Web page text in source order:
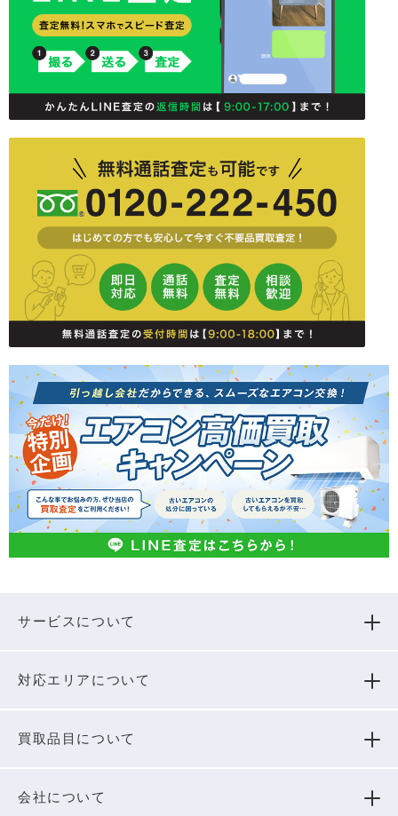
サービスについて
対応エリアについて
買取品⽬について
会社について